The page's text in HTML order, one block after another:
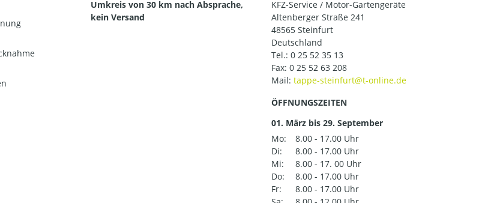
Umkreis von 30 km nach Absprache,
kein Versand
KFZ-Service / Motor-Gartengeräte
Altenberger Straße 241
48565 Steinfurt
Deutschland
Tel.: 0 25 52 35 13
Fax: 0 25 52 63 208
Mail:
ÖFFNUNGSZEITEN
01. März bis 29. September
Mo:
8.00 - 17.00 Uhr
Di:
8.00 - 17.00 Uhr
Mi:
8.00 - 17. 00 Uhr
Do:
8.00 - 17.00 Uhr
Fr:
8.00 - 17.00 Uhr